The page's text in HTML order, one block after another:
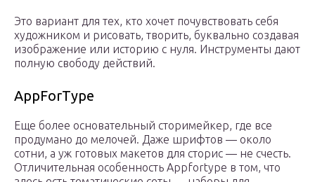
Это вариант для тех, кто хочет почувствовать себя
художником и рисовать, творить, буквально создавая
изображение или историю с нуля. Инструменты дают
полную свободу действий.
AppForType
Еще более основательный сторимейкер, где все
продумано до мелочей. Даже шрифтов — около
сотни, а уж готовых макетов для сторис — не счесть.
Отличительная особенность Appfortype в том, что